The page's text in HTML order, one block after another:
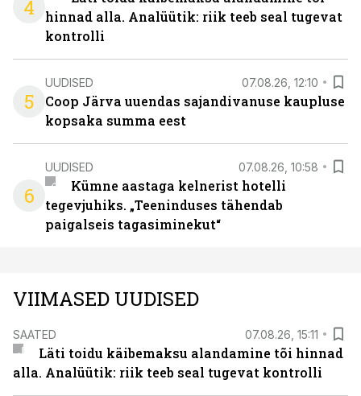
4
hinnad alla. Analüütik: riik teeb seal tugevat
kontrolli
5
UUDISED 07.08.26, 12:10
Coop Järva uuendas sajandivanuse kaupluse
kopsaka summa eest
6
UUDISED 07.08.26, 10:58
Kümne aastaga kelnerist hotelli
tegevjuhiks. „Teeninduses tähendab
paigalseis tagasiminekut“
VIIMASED UUDISED
SAATED 07.08.26, 15:11
Läti toidu käibemaksu alandamine tõi hinnad
alla. Analüütik: riik teeb seal tugevat kontrolli